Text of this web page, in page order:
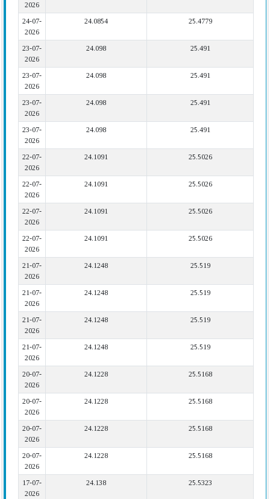
2026
24-07-
2026
24.0854 25.4779
23-07-
2026
24.098 25.491
23-07-
2026
24.098 25.491
23-07-
2026
24.098 25.491
23-07-
2026
24.098 25.491
22-07-
2026
24.1091 25.5026
22-07-
2026
24.1091 25.5026
22-07-
2026
24.1091 25.5026
22-07-
2026
24.1091 25.5026
21-07-
2026
24.1248 25.519
21-07-
2026
24.1248 25.519
21-07-
2026
24.1248 25.519
21-07-
2026
24.1248 25.519
20-07-
2026
24.1228 25.5168
20-07-
2026
24.1228 25.5168
20-07-
2026
24.1228 25.5168
20-07-
2026
24.1228 25.5168
17-07-
2026
24.138 25.5323